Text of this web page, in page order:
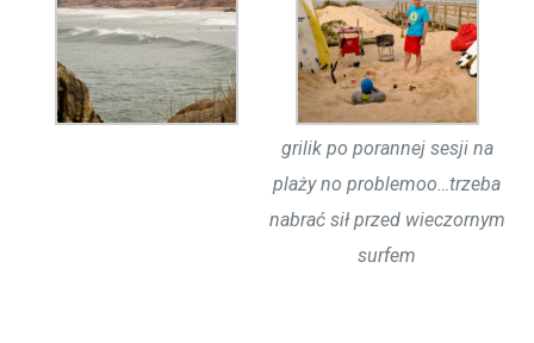
grilik po porannej sesji na
plaży no problemoo…trzeba
nabrać sił przed wieczornym
surfem